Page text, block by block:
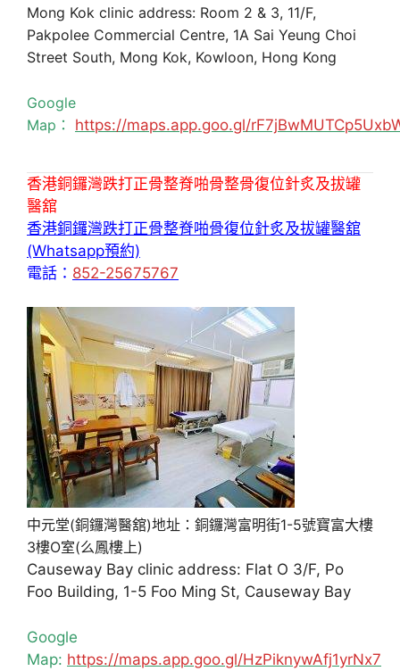
Mong Kok clinic address: Room 2 & 3, 11/F,
Pakpolee Commercial Centre, 1A Sai Yeung Choi
Street South, Mong Kok, Kowloon, Hong Kong
Google
Map： https://maps.app.goo.gl/
香港銅鑼灣跌打正骨整脊啪骨整骨復位針炙及拔罐
醫舘
香港銅鑼灣跌打正骨整脊啪骨復位針炙及拔罐醫舘
(Whatsapp預約)
電話： 852-25675767
中元堂(銅鑼灣醫舘)地址：銅鑼灣富明街1-5號寶富大樓
3樓O室(么鳳樓上)
Causeway Bay clinic address: Flat O 3/F, Po
Foo Building, 1-5 Foo Ming St, Causeway Bay
Google
Map: https://maps.app.goo.gl/HzPiknywAfj1yrNx7